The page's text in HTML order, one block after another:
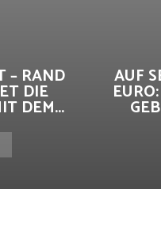
– RAND
DIE
DEM...
AUF